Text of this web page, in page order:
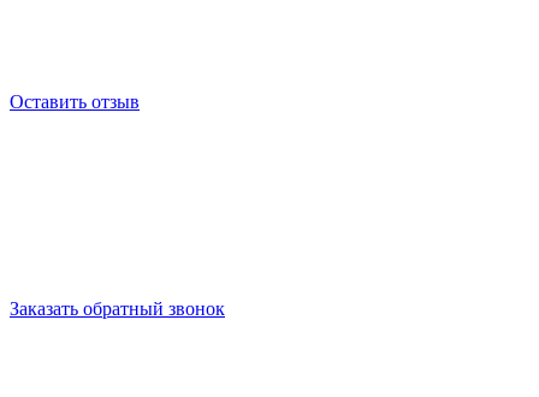
Оставить отзыв
Заказать обратный звонок